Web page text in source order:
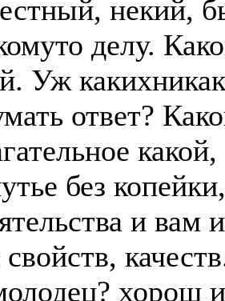
некий,
делу.
Уж
ответ?
без
и вам
свойств,
хорош